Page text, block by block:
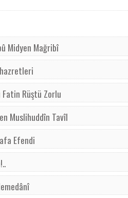
Midyen Mağribî
Fatin Rüştü Zorlu
Muslihuddîn Tavîl
Efendi